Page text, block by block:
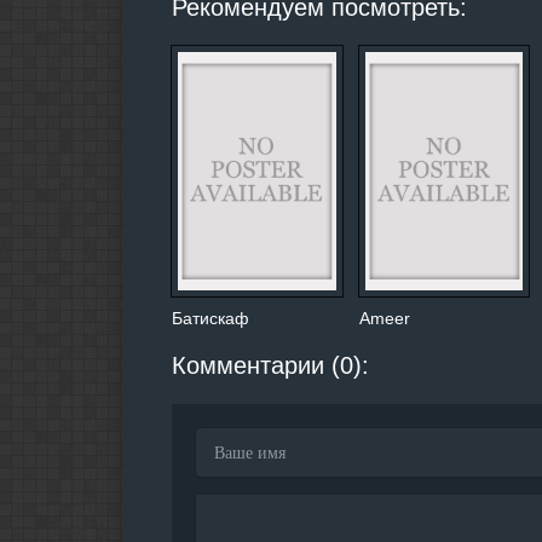
Рекомендуем посмотреть:
Батискаф Ameer
Комментарии (0):